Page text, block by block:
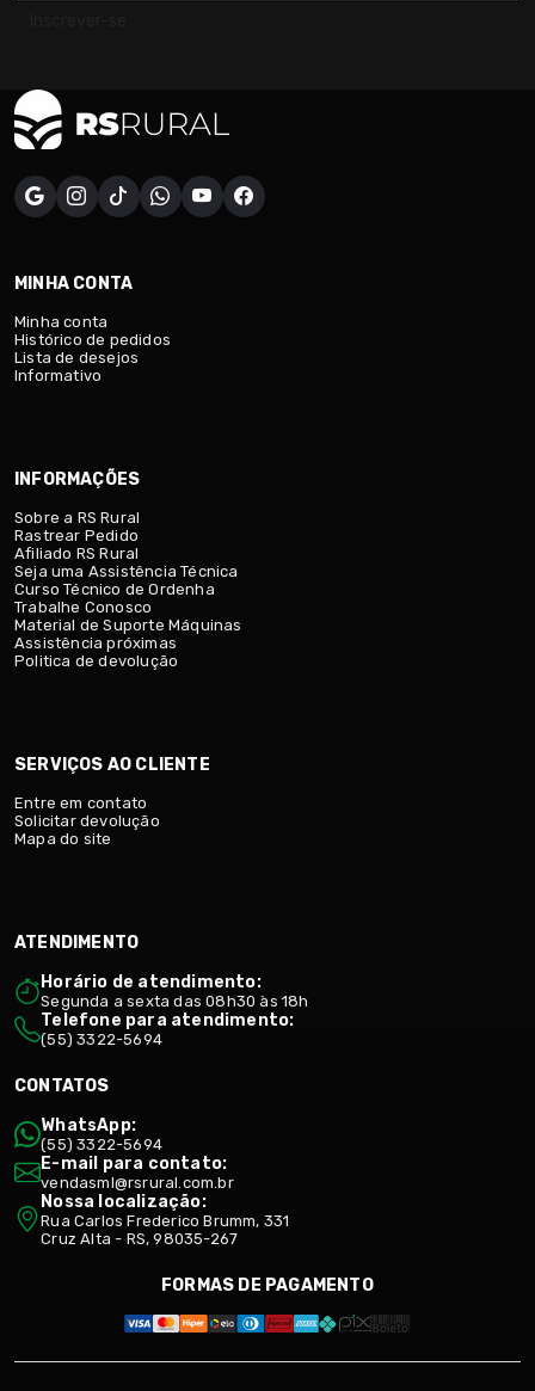
MINHA CONTA
Minha conta
Histórico de pedidos
Lista de desejos
Informativo
INFORMAÇÕES
Sobre a RS Rural
Rastrear Pedido
Afiliado RS Rural
Seja uma Assistência Técnica
Curso Técnico de Ordenha
Trabalhe Conosco
Material de Suporte Máquinas
Assistência próximas
Politica de devolução
SERVIÇOS AO CLIENTE
Entre em contato
Solicitar devolução
Mapa do site
ATENDIMENTO
Horário de atendimento:
Segunda a sexta das 08h30 às 18h
Telefone para atendimento:
(55) 3322-5694
CONTATOS
WhatsApp:
(55) 3322-5694
E-mail para contato:
vendasml@rsrural.com.br
Nossa localização:
Rua Carlos Frederico Brumm, 331
Cruz Alta - RS, 98035-267
FORMAS DE PAGAMENTO